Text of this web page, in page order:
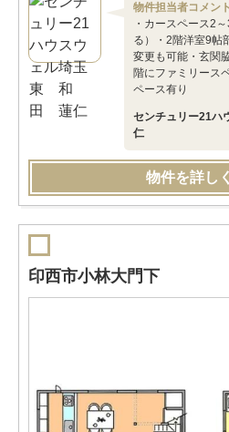
物件担当者コメント
・カースペース2
る）・2階洋室9帖
変更も可能・玄関
階にファミリース
ペース有り
センチュリー21
仁
物件を詳し
印西市小林大門下